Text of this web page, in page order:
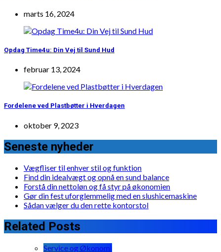
marts 16, 2024
Opdag Time4u: Din Vej til Sund Hud
februar 13, 2024
Fordelene ved Plastbøtter i Hverdagen
oktober 9, 2023
Seneste nyheder
Vægfliser til enhver stil og funktion
Find din idealvægt og opnå en sund balance
Forstå din nettoløn og få styr på økonomien
Gør din fest uforglemmelig med en slushicemaskine
Sådan vælger du den rette kontorstol
Related Posts
Service og Økonomi